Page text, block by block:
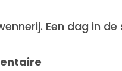
Een dag in